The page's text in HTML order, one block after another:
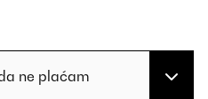
ne plaćam